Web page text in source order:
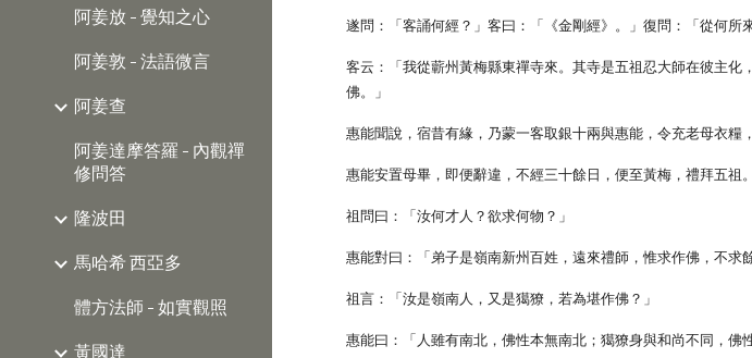
阿姜放 - 覺知之心
阿姜敦 - 法語微言
阿姜查
阿姜達摩答羅 - 內觀禪
修問答
隆波田
馬哈希 西亞多
體方法師 - 如實觀照
黃國達
遂問：「客誦何經？」客曰：「《金剛經》。」復問：「從何所
客云：「我從蘄州黃梅縣東禪寺來。其寺是五祖忍大師在彼主
佛。」
惠能聞說，宿昔有緣，乃蒙一客取銀十兩與惠能，令充老母衣糧
惠能安置母畢，即便辭違，不經三十餘日，便至黃梅，禮拜五祖。
祖問曰：「汝何才人？欲求何物？」
惠能對曰：「弟子是嶺南新州百姓，遠來禮師，惟求作佛，不求
祖言：「汝是嶺南人，又是獦獠，若為堪作佛？」
惠能曰：「人雖有南北，佛性本無南北；獦獠身與和尚不同，佛